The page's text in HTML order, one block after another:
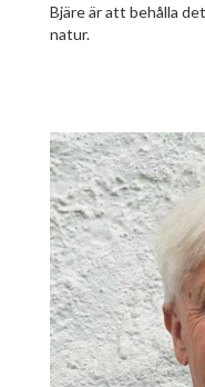
Bjäre är att behålla
natur.